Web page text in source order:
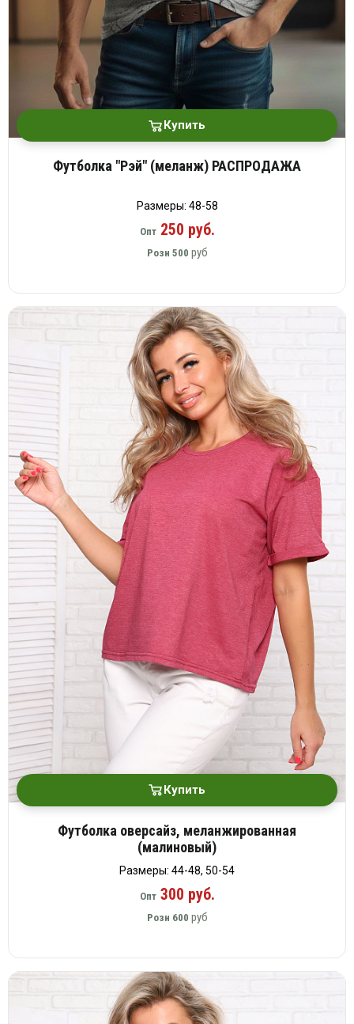
Купить
Футболка "Рэй" (меланж) РАСПРОДАЖА
Размеры: 48-58
Опт250 руб.
Розн 500 руб
Купить
Футболка оверсайз, меланжированная
(малиновый)
Размеры: 44-48, 50-54
Опт300 руб.
Розн 600 руб